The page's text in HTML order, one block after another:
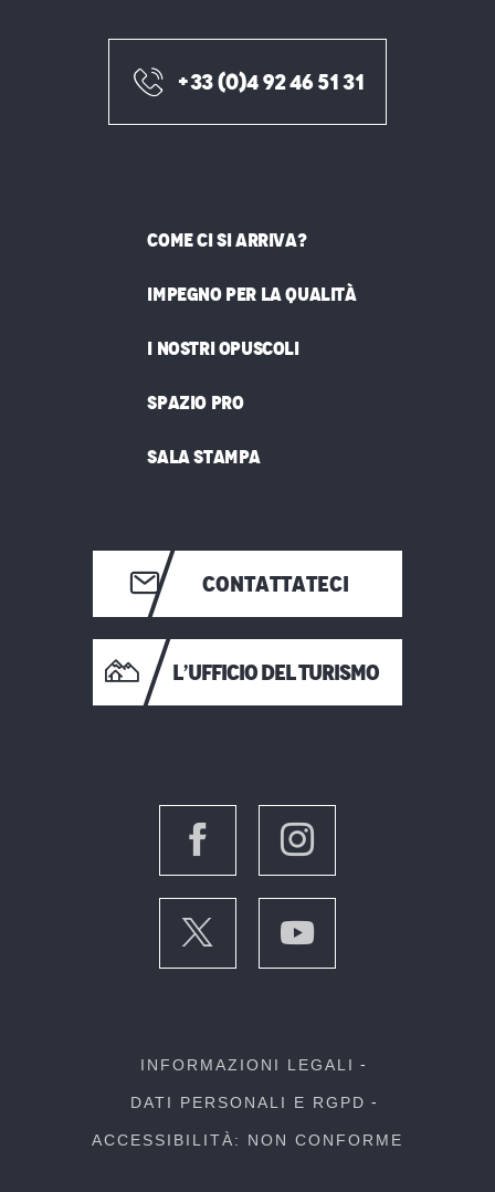
+33 (0)4 92 46 51 31
COME CI SI ARRIVA?
IMPEGNO PER LA QUALITÀ
I NOSTRI OPUSCOLI
SPAZIO PRO
SALA STAMPA
CONTATTATECI
L’UFFICIO DEL TURISMO
INFORMAZIONI LEGALI
DATI PERSONALI E RGPD
ACCESSIBILITÀ: NON CONFORME